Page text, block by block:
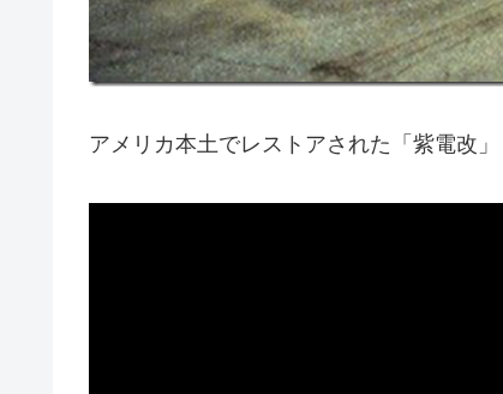
アメリカ本土でレストアされた「紫電改